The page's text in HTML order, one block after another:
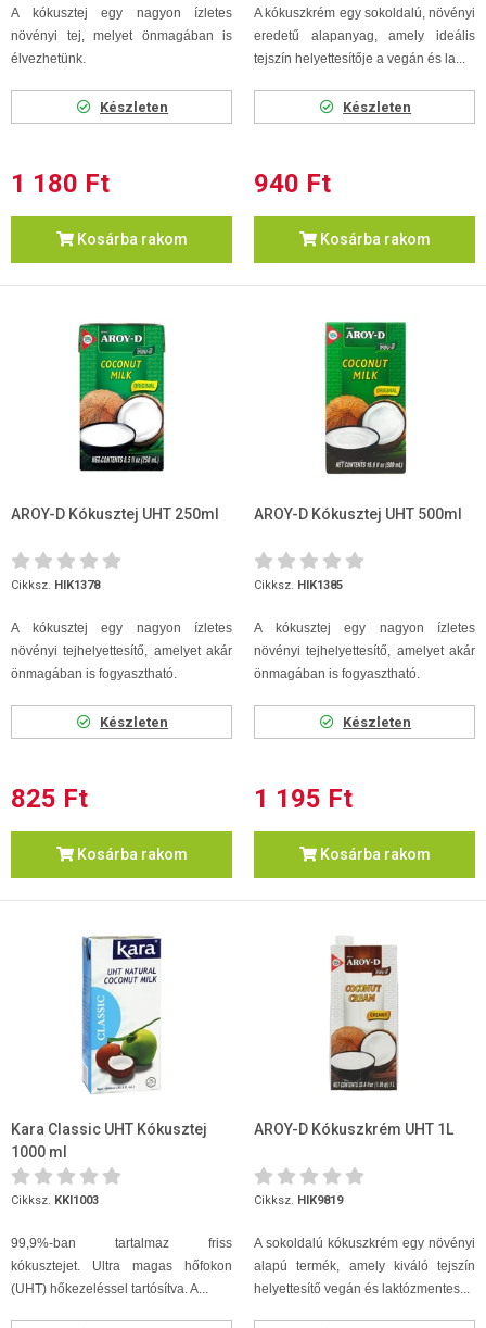
A kókusztej egy nagyon ízletes
növényi tej, melyet önmagában is
élvezhetünk.
Készleten
1 180 Ft
Kosárba rakom
A kókuszkrém egy sokoldalú, növényi
eredetű alapanyag, amely ideális
tejszín helyettesítője a vegán és la...
Készleten
940 Ft
Kosárba rakom
AROY-D Kókusztej UHT 250ml
Cikksz. HIK1378
A kókusztej egy nagyon ízletes
növényi tejhelyettesítő, amelyet akár
önmagában is fogyasztható.
Készleten
825 Ft
Kosárba rakom
AROY-D Kókusztej UHT 500ml
Cikksz. HIK1385
A kókusztej egy nagyon ízletes
növényi tejhelyettesítő, amelyet akár
önmagában is fogyasztható.
Készleten
1 195 Ft
Kosárba rakom
Kara Classic UHT Kókusztej
1000 ml
Cikksz. KKI1003
99,9%-ban tartalmaz friss
kókusztejet. Ultra magas hőfokon
(UHT) hőkezeléssel tartósítva. A...
AROY-D Kókuszkrém UHT 1L
Cikksz. HIK9819
A sokoldalú kókuszkrém egy növényi
alapú termék, amely kiváló tejszín
helyettesítő vegán és laktózmentes...